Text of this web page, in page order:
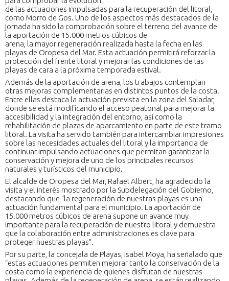
de las actuaciones impulsadas para la recuperación del litoral,
como Morro de Gos. Uno de los aspectos más destacados de la
jornada ha sido la comprobación sobre el terreno del avance de
la aportación de 15.000 metros cúbicos de
arena, la mayor regeneración realizada hasta la fecha en las
playas de Oropesa del Mar. Esta actuación permitirá reforzar la
protección del frente litoral y mejorar las condiciones de las
playas de cara a la próxima temporada estival.
Además de la aportación de arena, los trabajos contemplan
otras mejoras complementarias en distintos puntos de la costa.
Entre ellas destaca la actuación prevista en la zona del Saladar,
donde se está modificando el acceso peatonal para mejorar la
accesibilidad y la integración del entorno, así como la
rehabilitación de plazas de aparcamiento en parte de este tramo
litoral. La visita ha servido también para intercambiar impresiones
sobre las necesidades actuales del litoral y la importancia de
continuar impulsando actuaciones que permitan garantizar la
conservación y mejora de uno de los principales recursos
naturales y turísticos del municipio.
El alcalde de Oropesa del Mar, Rafael Albert, ha agradecido la
visita y el interés mostrado por la Subdelegación del Gobierno,
destacando que “la regeneración de nuestras playas es una
actuación fundamental para el municipio. La aportación de
15.000 metros cúbicos de arena supone un avance muy
importante para la recuperación de nuestro litoral y demuestra
que la colaboración entre administraciones es clave para
proteger nuestras playas”.
Por su parte, la concejala de Playas, Isabel Moya, ha señalado que
“estas actuaciones permiten mejorar tanto la conservación de la
costa como la experiencia de quienes disfrutan de nuestras